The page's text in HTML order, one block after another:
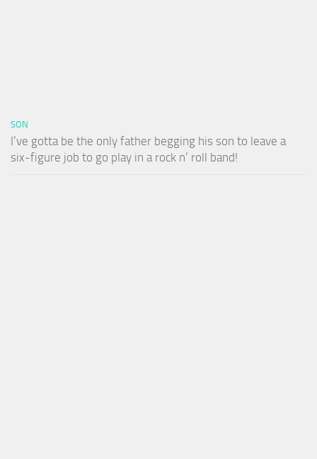
SON
I’ve gotta be the only father begging his son to leave a
six-figure job to go play in a rock n’ roll band!